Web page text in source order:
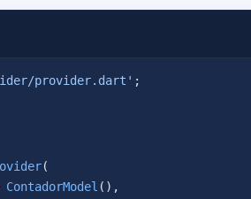
provider.dart' ;
(
ContadorModel (),